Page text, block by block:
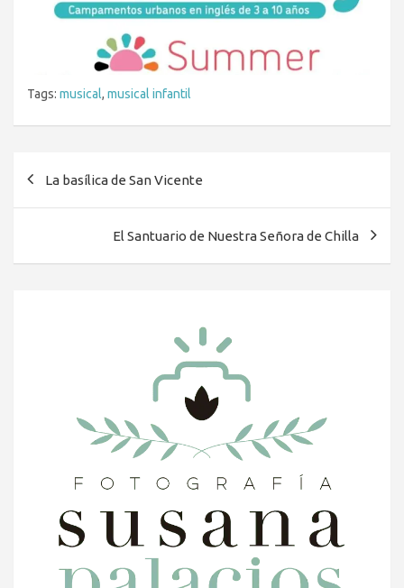
Tags: musical, musical infantil
La basílica de San Vicente
El Santuario de Nuestra Señora de Chilla